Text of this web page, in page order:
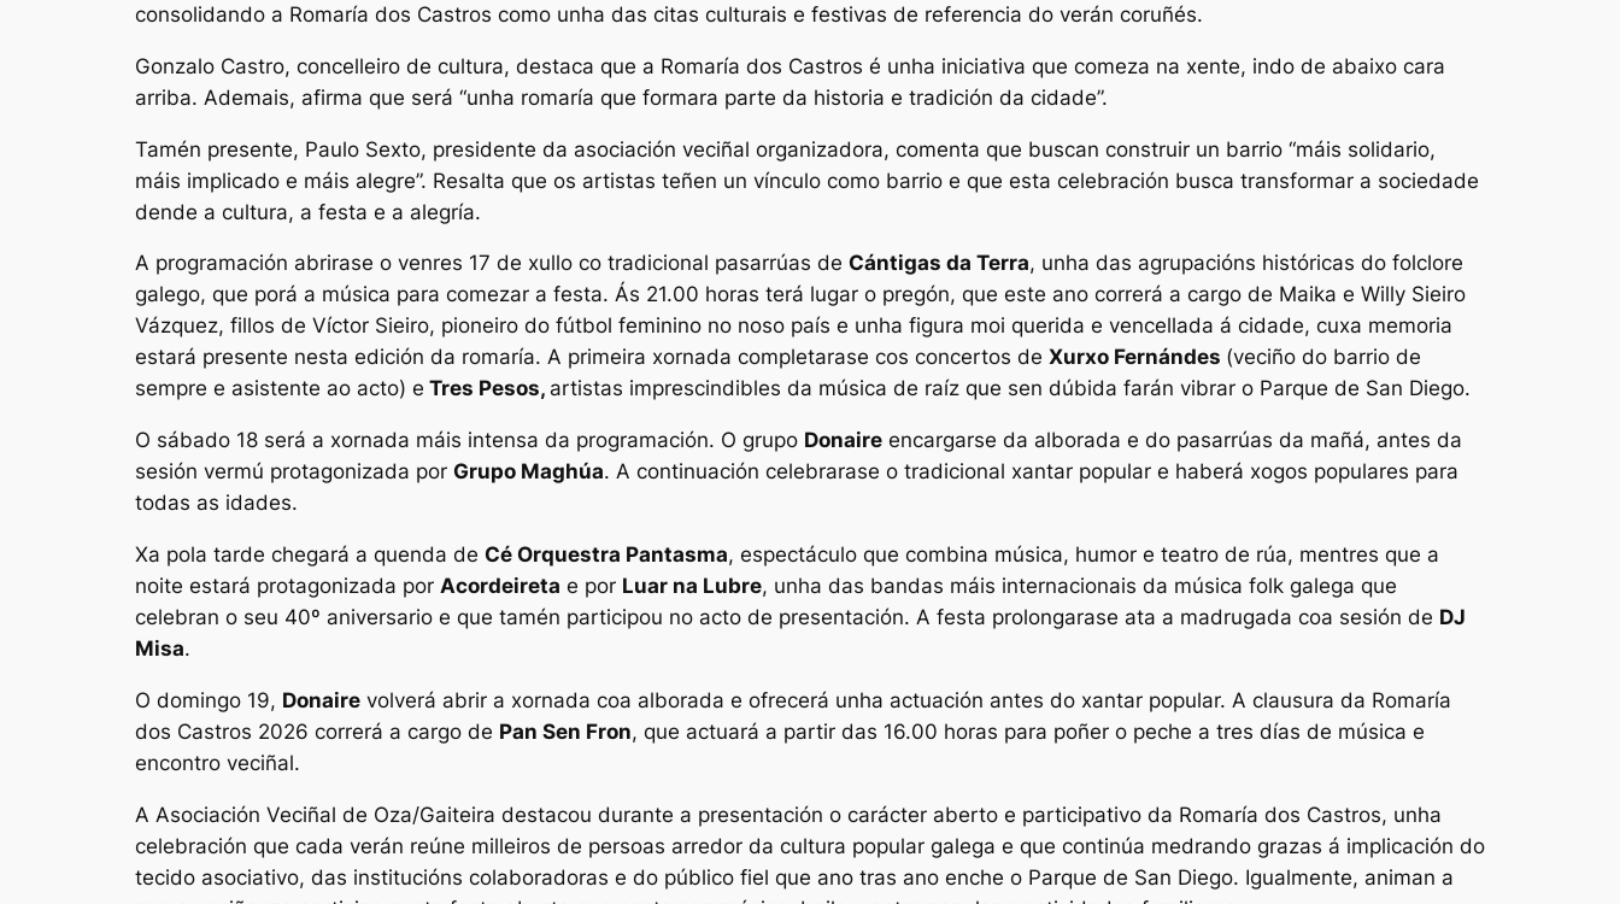
consolidando a Romaría dos Castros como unha das citas culturais e festivas de referencia do verán coruñés.
Gonzalo Castro, concelleiro de cultura, destaca que a Romaría dos Castros é unha iniciativa que comeza na xente, indo de abaixo cara
arriba. Ademais, afirma que será “unha romaría que formara parte da historia e tradición da cidade”.
Tamén presente, Paulo Sexto, presidente da asociación veciñal organizadora, comenta que buscan construir un barrio “máis solidario,
máis implicado e máis alegre”. Resalta que os artistas teñen un vínculo como barrio e que esta celebración busca transformar a sociedade
dende a cultura, a festa e a alegría.
A programación abrirase o venres 17 de xullo co tradicional pasarrúas de Cántigas da Terra, unha das agrupacións históricas do folclore
galego, que porá a música para comezar a festa. Ás 21.00 horas terá lugar o pregón, que este ano correrá a cargo de Maika e Willy Sieiro
Vázquez, fillos de Víctor Sieiro, pioneiro do fútbol feminino no noso país e unha figura moi querida e vencellada á cidade, cuxa memoria
estará presente nesta edición da romaría. A primeira xornada completarase cos concertos de Xurxo Fernándes (veciño do barrio de
sempre e asistente ao acto) e Tres Pesos, artistas imprescindibles da música de raíz que sen dúbida farán vibrar o Parque de San Diego.
O sábado 18 será a xornada máis intensa da programación. O grupo Donaire encargarse da alborada e do pasarrúas da mañá, antes da
sesión vermú protagonizada por Grupo Maghúa. A continuación celebrarase o tradicional xantar popular e haberá xogos populares para
todas as idades.
Xa pola tarde chegará a quenda de Cé Orquestra Pantasma, espectáculo que combina música, humor e teatro de rúa, mentres que a
noite estará protagonizada por Acordeireta e por Luar na Lubre, unha das bandas máis internacionais da música folk galega que
celebran o seu 40º aniversario e que tamén participou no acto de presentación. A festa prolongarase ata a madrugada coa sesión de DJ
Misa.
O domingo 19, Donaire volverá abrir a xornada coa alborada e ofrecerá unha actuación antes do xantar popular. A clausura da Romaría
dos Castros 2026 correrá a cargo de Pan Sen Fron, que actuará a partir das 16.00 horas para poñer o peche a tres días de música e
encontro veciñal.
A Asociación Veciñal de Oza/Gaiteira destacou durante a presentación o carácter aberto e participativo da Romaría dos Castros, unha
celebración que cada verán reúne milleiros de persoas arredor da cultura popular galega e que continúa medrando grazas á implicación do
tecido asociativo, das institucións colaboradoras e do público fiel que ano tras ano enche o Parque de San Diego. Igualmente, animan a